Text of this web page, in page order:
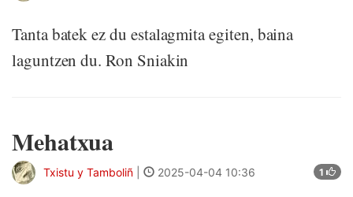
Tanta batek ez du estalagmita egiten, baina
laguntzen du. Ron Sniakin
Mehatxua
1
Txistu y Tamboliñ 2025-04-04 10:36